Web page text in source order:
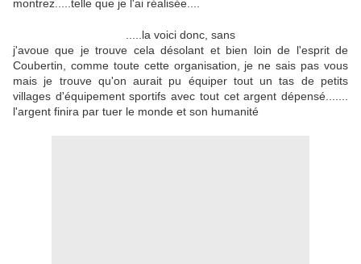
montrez.....telle que je l'ai réalisée....
.....la voici donc, sans
j'avoue que je trouve cela désolant et bien loin de l'esprit de
Coubertin, comme toute cette organisation, je ne sais pas vous
mais je trouve qu'on aurait pu équiper tout un tas de petits
villages d'équipement sportifs avec tout cet argent dépensé.......
l'argent finira par tuer le monde et son humanité